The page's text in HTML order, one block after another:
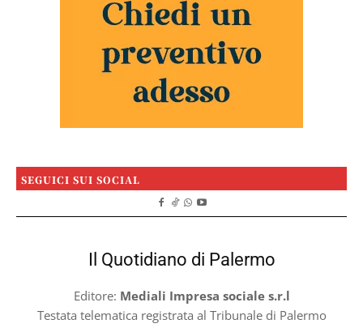
SEGUICI SUI SOCIAL
Il Quotidiano di Palermo
Editore: Mediali Impresa sociale s.r.l
Testata telematica registrata al Tribunale di Palermo